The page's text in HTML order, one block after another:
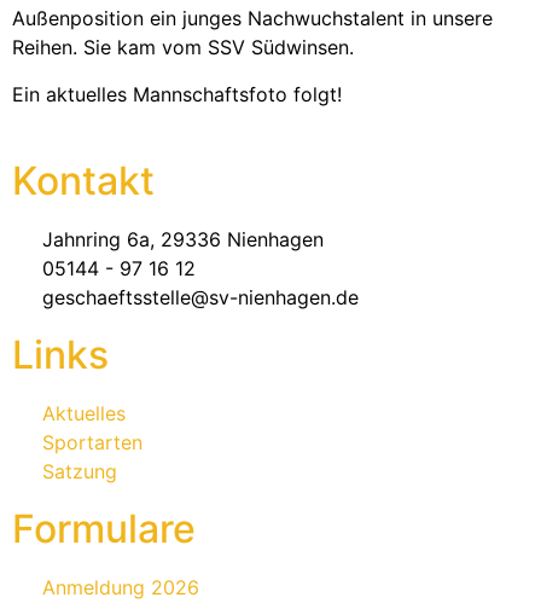
Außenposition ein junges Nachwuchstalent in unsere
Reihen. Sie kam vom SSV Südwinsen.
Ein aktuelles Mannschaftsfoto folgt!
Kontakt
Jahnring 6a, 29336 Nienhagen
05144 - 97 16 12
geschaeftsstelle@sv-nienhagen.de
Links
Aktuelles
Sportarten
Satzung
Formulare
Anmeldung 2026